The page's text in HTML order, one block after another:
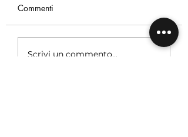
Vittoria a Villa D'Este.
Commenti
Scrivi un commento...